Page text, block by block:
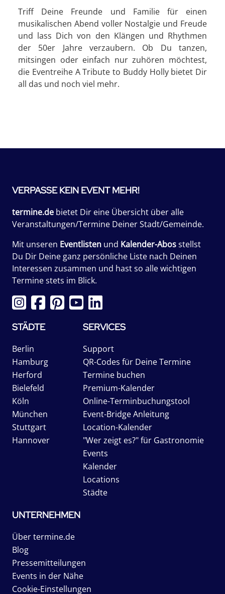
Triff Deine Freunde und Familie für einen
musikalischen Abend voller Nostalgie und Freude
und lass Dich von den Klängen und Rhythmen
der 50er Jahre verzaubern. Ob Du tanzen,
mitsingen oder einfach nur zuhören möchtest,
die Eventreihe A Tribute to Buddy Holly bietet Dir
all das und noch viel mehr.
VERPASSE KEIN EVENT MEHR!
termine.de bietet Dir eine Übersicht über alle
Veranstaltungen/Termine Deiner Stadt/Gemeinde.
Mit unseren Eventlisten und Kalender-Abosstellst
Du Dir Deine ganz persönliche Liste nach Deinen
Interessen zusammen und hast so alle wichtigen
Termine stets im Blick.
STÄDTE
Berlin
Hamburg
Herford
Bielefeld
Köln
München
Stuttgart
Hannover
SERVICES
Support
QR-Codes für Deine Termine
Termine buchen
Premium-Kalender
Online-Terminbuchungstool
Event-Bridge Anleitung
Location-Kalender
"Wer zeigt es?" für Gastronomie
Events
Kalender
Locations
Städte
UNTERNEHMEN
Über termine.de
Blog
Pressemitteilungen
Events in der Nähe
Cookie-Einstellungen